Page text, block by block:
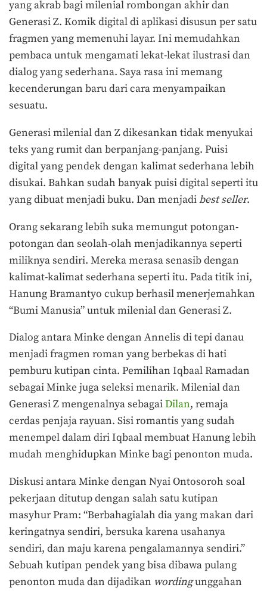
yang akrab bagi milenial rombongan akhir dan
Generasi Z. Komik digital di aplikasi disusun per satu
fragmen yang memenuhi layar. Ini memudahkan
pembaca untuk mengamati lekat-lekat ilustrasi dan
dialog yang sederhana. Saya rasa ini memang
kecenderungan baru dari cara menyampaikan
sesuatu.
Generasi milenial dan Z dikesankan tidak menyukai
teks yang rumit dan berpanjang-panjang. Puisi
digital yang pendek dengan kalimat sederhana lebih
disukai. Bahkan sudah banyak puisi digital seperti itu
yang dibuat menjadi buku. Dan menjadibest seller.
Orang sekarang lebih suka memungut potongan-
potongan dan seolah-olah menjadikannya seperti
miliknya sendiri. Mereka merasa senasib dengan
kalimat-kalimat sederhana seperti itu. Pada titik ini,
Hanung Bramantyo cukup berhasil menerjemahkan
“Bumi Manusia” untuk milenial dan Generasi Z.
Dialog antara Minke dengan Annelis di tepi danau
menjadi fragmen roman yang berbekas di hati
pemburu kutipan cinta. Pemilihan Iqbaal Ramadan
sebagai Minke juga seleksi menarik. Milenial dan
Generasi Z mengenalnya sebagaiDilan, remaja
cerdas penjaja rayuan. Sisi romantis yang sudah
menempel dalam diri Iqbaal membuat Hanung lebih
mudah menghidupkan Minke bagi penonton muda.
Diskusi antara Minke dengan Nyai Ontosoroh soal
pekerjaan ditutup dengan salah satu kutipan
masyhur Pram: “Berbahagialah dia yang makan dari
keringatnya sendiri, bersuka karena usahanya
sendiri, dan maju karena pengalamannya sendiri.”
Sebuah kutipan pendek yang bisa dibawa pulang
penonton muda dan dijadikan wordingunggahan